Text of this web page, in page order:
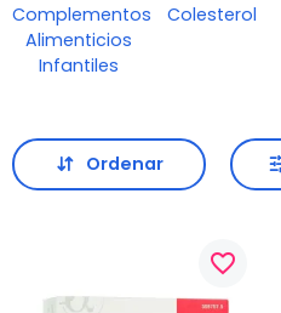
Complementos
Alimenticios
Infantiles
Colesterol
Ordenar
favorite_border